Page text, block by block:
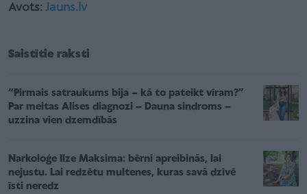
Avots: Jauns.lv
Saistītie raksti
“Pirmais satraukums bija – kā to pateikt vīram?”
Par meitas Alises diagnozi – Dauna sindroms –
uzzina vien dzemdībās
Narkoloģe Ilze Maksima: bērni apreibinās, lai
nejustu. Lai redzētu multenes, kuras savā dzīvē
īsti neredz